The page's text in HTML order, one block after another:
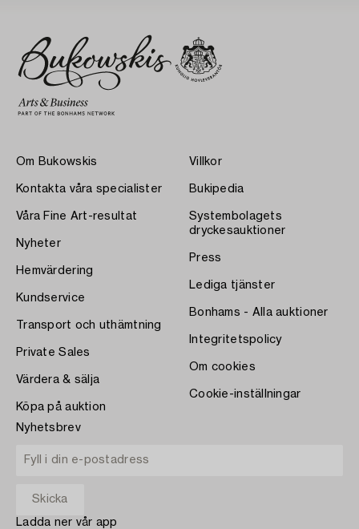
Om Bukowskis
Kontakta våra specialister
Våra Fine Art-resultat
Nyheter
Hemvärdering
Kundservice
Transport och uthämtning
Private Sales
Värdera & sälja
Köpa på auktion
Villkor
Bukipedia
Systembolagets
dryckesauktioner
Press
Lediga tjänster
Bonhams - Alla auktioner
Integritetspolicy
Om cookies
Cookie-inställningar
Nyhetsbrev
Ladda ner vår app